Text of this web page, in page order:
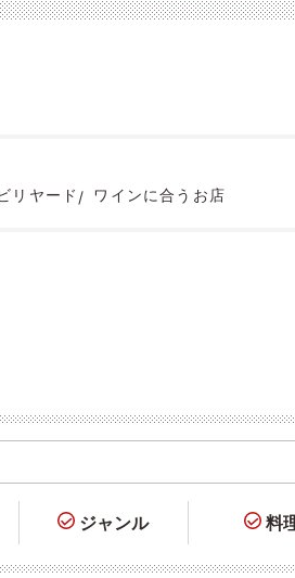
リヤード ワインに合うお店
ジャンル 料